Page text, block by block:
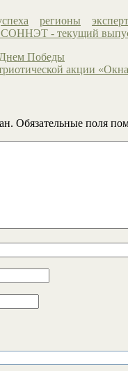
регионы
- текущий
Днем Победы
акции
Обязательные поля